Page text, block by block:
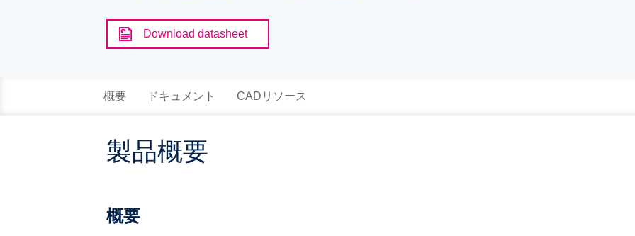
Download datasheet
概要 ドキュメント CADリソース
製品概要
概要